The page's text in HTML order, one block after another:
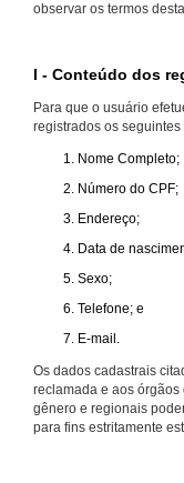
observar os termos
I - Conteúdo dos
Para que o usuário
registrados os
Nome Completo;
Número do CPF;
Endereço;
Data de
Sexo;
Telefone; e
E-mail.
Os dados cadastrais
reclamada e aos órgãos
gênero e regionais
para fins estritamente